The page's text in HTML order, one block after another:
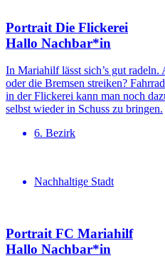
Portrait Die Flickerei
Hallo Nachbar*in
In Mariahilf lässt sich’s gut
oder die Bremsen streiken?
in der Flickerei kann man noch
selbst wieder in Schuss zu bringen.
6. Bezirk
Nachhaltige Stadt
Portrait FC Mariahilf
Hallo Nachbar*in